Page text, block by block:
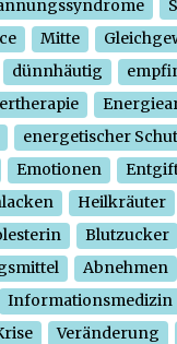
Mitte
dünnhäutig
energetischer
Emotionen
Heilkräuter
Blutzucker
Abnehmen
Informationsmedizin
Veränderung